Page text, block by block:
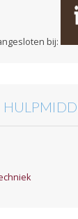
bij: